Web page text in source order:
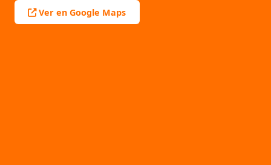
Ver en Google Maps